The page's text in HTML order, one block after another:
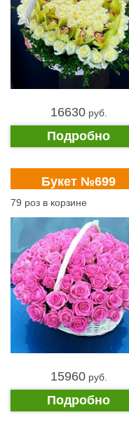
16630pуб.
Подробно
Букет №699
79 роз в корзине
15960pуб.
Подробно